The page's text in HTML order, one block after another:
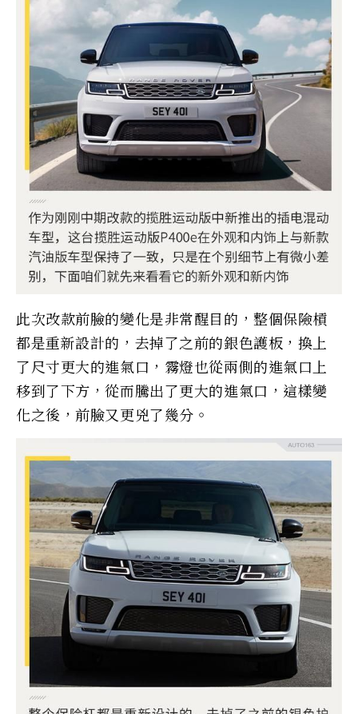
此次改款前臉的變化是非常醒目的，整個保險槓
都是重新設計的，去掉了之前的銀色護板，換上
了尺寸更大的進氣口，霧燈也從兩側的進氣口上
移到了下方，從而騰出了更大的進氣口，這樣變
化之後，前臉又更兇了幾分。